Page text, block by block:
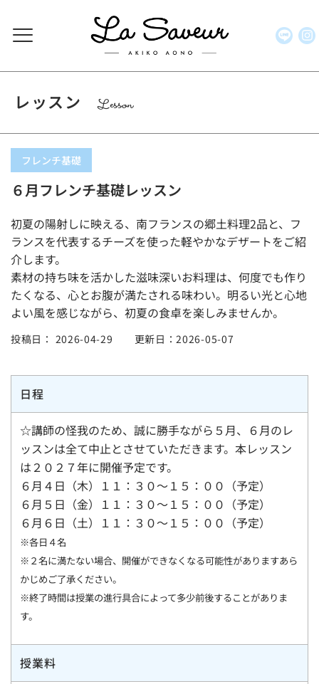
レッスン Lesson
フレンチ基礎
６月フレンチ基礎レッスン
初夏の陽射しに映える、南フランスの郷土料理2品と、フ
ランスを代表するチーズを使った軽やかなデザートをご紹
介します。
素材の持ち味を活かした滋味深いお料理は、何度でも作り
たくなる、心とお腹が満たされる味わい。明るい光と心地
よい風を感じながら、初夏の食卓を楽しみませんか。
投稿日： 2026-04-29 更新日：2026-05-07
日程
☆講師の怪我のため、誠に勝手ながら５月、６月のレ
ッスンは全て中止とさせていただきます。本レッスン
は２０２７年に開催予定です。
６月４日（木）１１：３０～１５：００（予定）
６月５日（金）１１：３０～１５：００（予定）
６月６日（土）１１：３０～１５：００（予定）
※各日４名
※２名に満たない場合、開催ができなくなる可能性がありますあら
かじめご了承ください。
※終了時間は授業の進行具合によって多少前後することがありま
す。
授業料